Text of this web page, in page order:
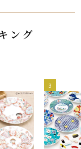
ング
3